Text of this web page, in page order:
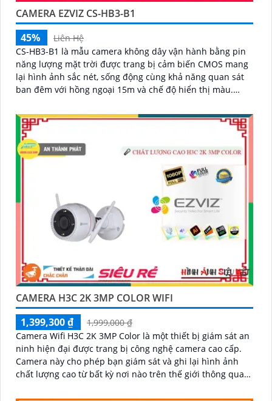
CAMERA EZVIZ CS-HB3-B1
45%
Liên Hệ
CS-HB3-B1 là mẫu camera không dây vận hành bằng pin
năng lượng mặt trời được trang bị cảm biến CMOS mang
lại hình ảnh sắc nét, sống động cùng khả năng quan sát
ban đêm với hồng ngoại 15m và chế độ hiển thị màu.
CAMERA H3C 2K 3MP COLOR WIFI
1,399,300 ₫
1,999,000 ₫
Camera Wifi H3C 2K 3MP Color là một thiết bị giám sát an
ninh hiện đại được trang bị công nghệ camera cao cấp.
Camera này cho phép bạn giám sát và ghi lại hình ảnh
chất lượng cao từ bất kỳ nơi nào trên thế giới thông qua